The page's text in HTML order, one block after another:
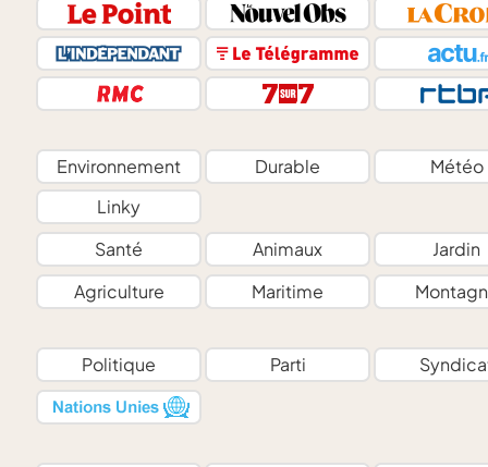
Environnement Durable
Météo
Linky
Santé
Animaux
Jardin
Agriculture
Maritime
Politique Parti